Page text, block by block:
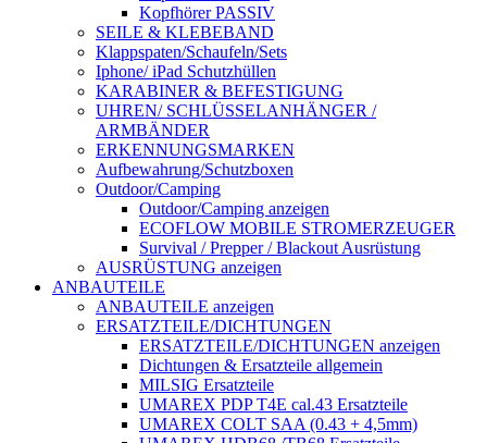
Kopfhörer PASSIV
SEILE & KLEBEBAND
Klappspaten/Schaufeln/Sets
Iphone/ iPad Schutzhüllen
KARABINER & BEFESTIGUNG
UHREN/ SCHLÜSSELANHÄNGER /
ARMBÄNDER
ERKENNUNGSMARKEN
Aufbewahrung/Schutzboxen
Outdoor/Camping
Outdoor/Camping anzeigen
ECOFLOW MOBILE STROMERZEUGER
Survival / Prepper / Blackout Ausrüstung
AUSRÜSTUNG anzeigen
ANBAUTEILE
ANBAUTEILE anzeigen
ERSATZTEILE/DICHTUNGEN
ERSATZTEILE/DICHTUNGEN anzeigen
Dichtungen & Ersatzteile allgemein
MILSIG Ersatzteile
UMAREX PDP T4E cal.43 Ersatzteile
UMAREX COLT SAA (0.43 + 4,5mm)